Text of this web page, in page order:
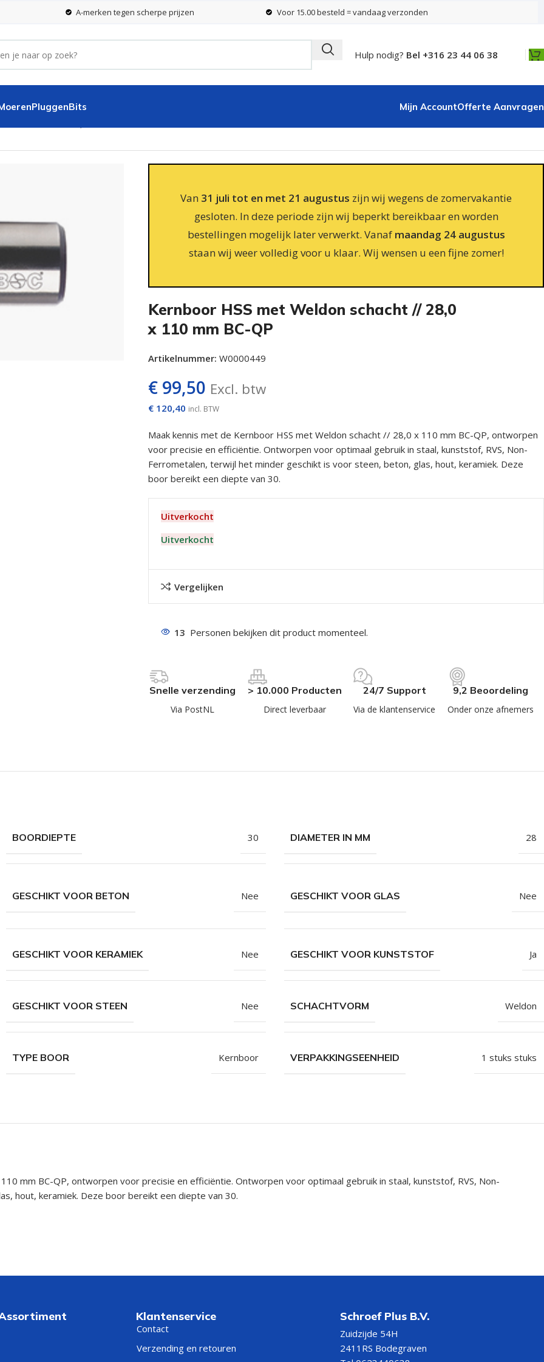
A-merken tegen scherpe prijzen Voor 15.00 besteld = vandaag verzonden
Hulp nodig? Bel +316 23 44 06 38
PluggenBits Mijn AccountOfferte Aanvragen
Van 31 juli tot en met 21 augustus zijn wij wegens de zomervakantie
gesloten. In deze periode zijn wij beperkt bereikbaar en worden
bestellingen mogelijk later verwerkt. Vanaf maandag 24 augustus
staan wij weer volledig voor u klaar. Wij wensen u een fijne zomer!
Kernboor HSS met Weldon schacht // 28,0
x 110 mm BC-QP
Artikelnummer: W0000449
€ 99,50 Excl. btw
€ 120,40 incl. BTW
Maak kennis met de Kernboor HSS met Weldon schacht // 28,0 x 110 mm BC-QP, ontworpen
voor precisie en efficiëntie. Ontworpen voor optimaal gebruik in staal, kunststof, RVS, Non-
Ferrometalen, terwijl het minder geschikt is voor steen, beton, glas, hout, keramiek. Deze
boor bereikt een diepte van 30.
Uitverkocht
Uitverkocht
Vergelijken
13 Personen bekijken dit product momenteel.
Snelle verzending
Via PostNL
> 10.000 Producten
Direct leverbaar
24/7 Support
Via de klantenservice
9,2 Beoordeling
Onder onze afnemers
BOORDIEPTE 30 DIAMETER IN MM 28
GESCHIKT VOOR BETON Nee GESCHIKT VOOR GLAS Nee
GESCHIKT VOOR KERAMIEK Nee GESCHIKT VOOR KUNSTSTOF Ja
GESCHIKT VOOR STEEN Nee SCHACHTVORM Weldon
TYPE BOOR Kernboor VERPAKKINGSEENHEID 1 stuks stuks
mm BC-QP, ontworpen voor precisie en efficiëntie. Ontworpen voor optimaal gebruik in staal, kunststof, RVS, Non-
hout, keramiek. Deze boor bereikt een diepte van 30.
Klantenservice
Contact
Verzending en retouren
Schroef Plus B.V.
Zuidzijde 54H
2411RS Bodegraven